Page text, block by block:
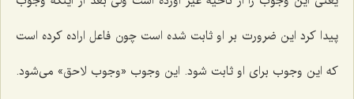
پیدا کرد این ضرورت بر او ثابت شده است چون فاعل اراده کرده است
که این وجوب برای او ثابت شود. این وجوب «وجوب لاحق» می‌شود.